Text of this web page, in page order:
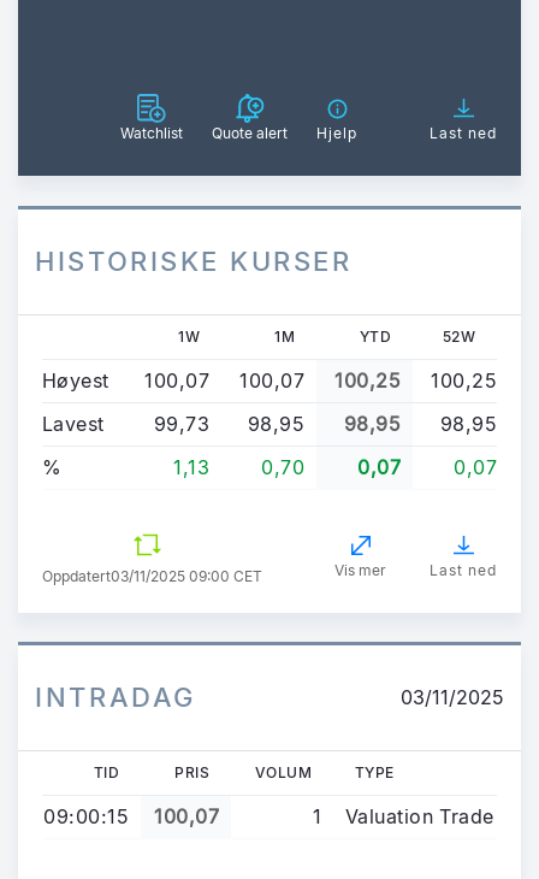
Watchlist Quote alert Hjelp Last ned
HISTORISKE KURSER
1W 1M YTD 52W
Høyest 100,07 100,07 100,25
100,25
Lavest
99,73 98,95 98,95
98,95
%
1,13 0,70 0,07 0,07
Oppdatert03/11/2025 09:00 CET Vis mer Last ned
INTRADAG 03/11/2025
TID PRIS VOLUM TYPE
09:00:15 100,07 1 Valuation Trade